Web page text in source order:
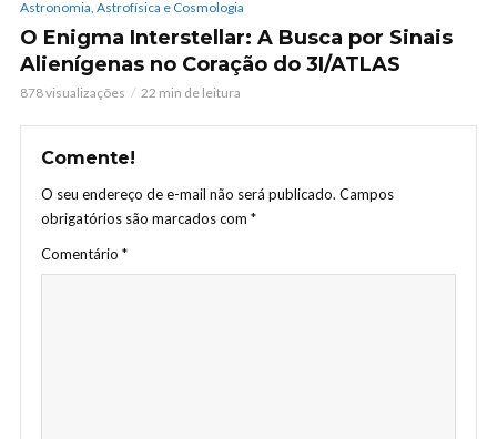
Astronomia, Astrofísica e Cosmologia
O Enigma Interstellar: A Busca por Sinais
Alienígenas no Coração do 3I/ATLAS
878 visualizações 22 min de leitura
Comente!
O seu endereço de e-mail não será publicado. Campos
obrigatórios são marcados com *
Comentário *